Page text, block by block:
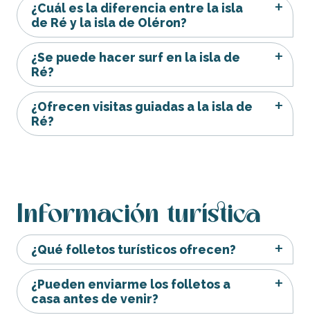
¿Cuál es la diferencia entre la isla
de Ré y la isla de Oléron?
¿Se puede hacer surf en la isla de
Ré?
¿Ofrecen visitas guiadas a la isla de
Ré?
Información turística
¿Qué folletos turísticos ofrecen?
¿Pueden enviarme los folletos a
casa antes de venir?